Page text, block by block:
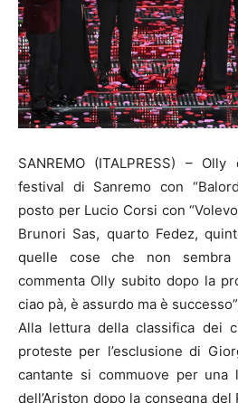
SANREMO (ITALPRESS) –
festival di Sanremo con
posto per Lucio Corsi con
Brunori Sas, quarto Fedez,
quelle cose che non sembra
commenta Olly subito dopo la
ciao pà, è assurdo ma è
Alla lettura della classifica dei
proteste per l’esclusione di
cantante si commuove per una
dell’Ariston dopo la consegna del